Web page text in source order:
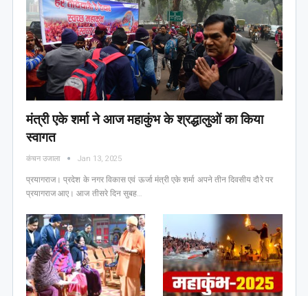
मंत्री एके शर्मा ने आज महाकुंभ के श्रद्धालुओं का किया
स्वागत
कंचन उजाला Jan 13, 2025
प्रयागराज। प्रदेश के नगर विकास एवं ऊर्जा मंत्री एके शर्मा अपने तीन दिवसीय दौरे पर
प्रयागराज आए। आज तीसरे दिन सुबह…